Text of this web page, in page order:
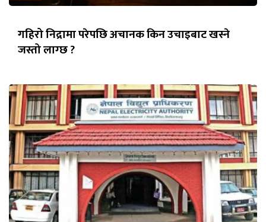
गहिरो निद्रामा परेपछि अचानक किन उचाइबाट खस्ने
जस्तो लाग्छ ?